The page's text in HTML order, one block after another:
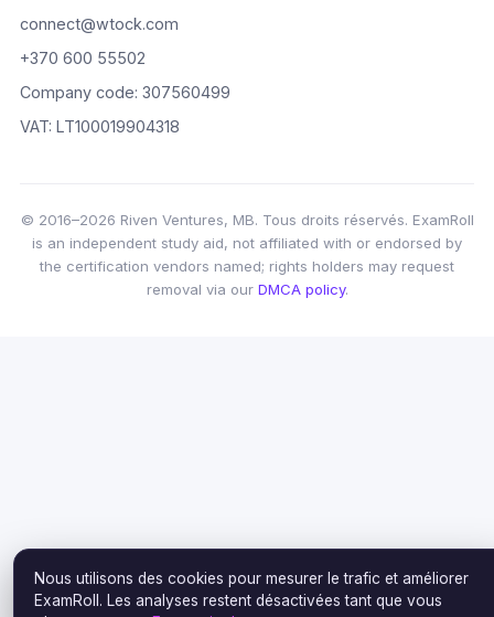
connect@wtock.com
+370 600 55502
Company code: 307560499
VAT: LT100019904318
© 2016–2026 Riven Ventures, MB. Tous droits réservés. ExamRoll
is an independent study aid, not affiliated with or endorsed by
the certification vendors named; rights holders may request
removal via our DMCA policy.
Nous utilisons des cookies pour mesurer le trafic et améliorer
ExamRoll. Les analyses restent désactivées tant que vous